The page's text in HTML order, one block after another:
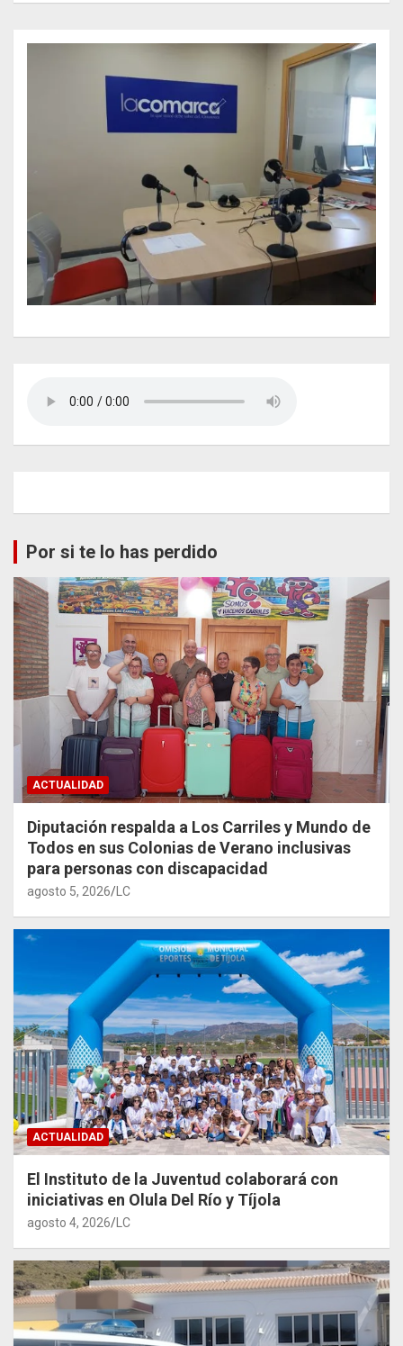
Por si te lo has perdido
ACTUALIDAD
Diputación respalda a Los Carriles y Mundo de
Todos en sus Colonias de Verano inclusivas
para personas con discapacidad
agosto 5, 2026 LC
ACTUALIDAD
El Instituto de la Juventud colaborará con
iniciativas en Olula Del Río y Tíjola
agosto 4, 2026 LC